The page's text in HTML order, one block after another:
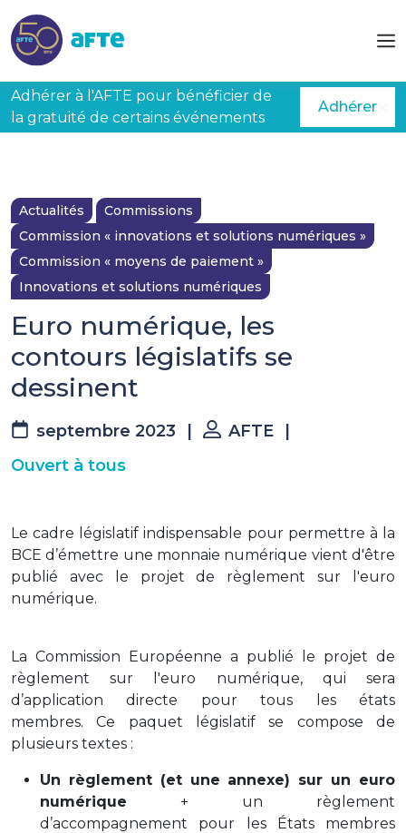
Adhérer à l'AFTE pour bénéficier de
la gratuité de certains événements
Adhérer
Actualités
Commissions
Commission « innovations et solutions numériques »
Commission « moyens de paiement »
Innovations et solutions numériques
Euro numérique, les
contours législatifs se
dessinent
septembre 2023 AFTE
Ouvert à tous
Le cadre législatif indispensable pour permettre à la
BCE d’émettre une monnaie numérique vient d'être
publié avec le projet de règlement sur l'euro
numérique.
La Commission Européenne a publié le projet de
règlement sur l'euro numérique, qui sera
d’application directe pour tous les états
membres. Ce paquet législatif se compose de
plusieurs textes :
Un règlement (et une annexe) sur un euro
numérique + un règlement
d’accompagnement pour les États membres